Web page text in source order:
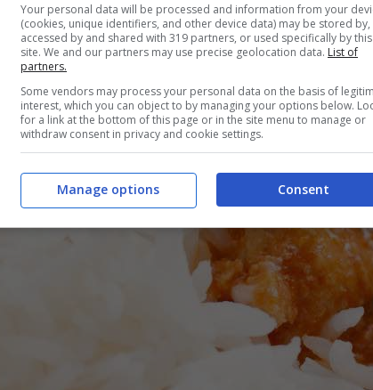
Your personal data will be processed and information from your
(cookies, unique identifiers, and other device data) may be stored by,
accessed by and shared with 319 partners, or used specifically by this
site. We and our partners may use precise geolocation data. List of
partners.
Some vendors may process your personal data on the basis of
interest, which you can object to by managing your options below.
for a link at the bottom of this page or in the site menu to manage or
withdraw consent in privacy and cookie settings.
Consent
Manage options